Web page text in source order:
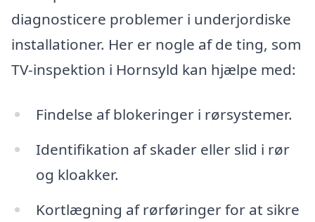
diagnosticere problemer i underjordiske
installationer. Her er nogle af de ting, som
TV-inspektion i Hornsyld kan hjælpe med:
Findelse af blokeringer i rørsystemer.
Identifikation af skader eller slid i rør
og kloakker.
Kortlægning af rørføringer for at sikre